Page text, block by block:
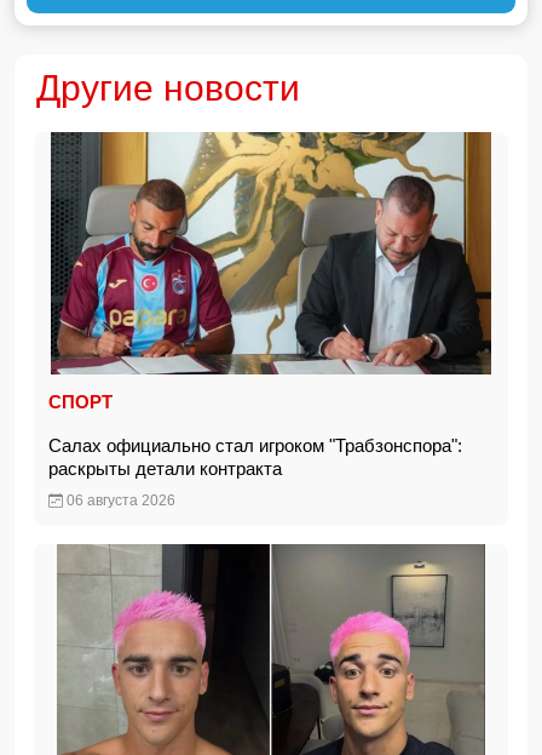
Другие новости
СПОРТ
Салах официально стал игроком "Трабзонспора":
раскрыты детали контракта
06 августа 2026